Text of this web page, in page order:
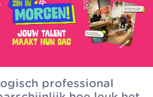
Den
Over ons
Maatschappelijke
Pedagogische
uit
Merken
Kinderopvang
Integrale
kindcentra
professional